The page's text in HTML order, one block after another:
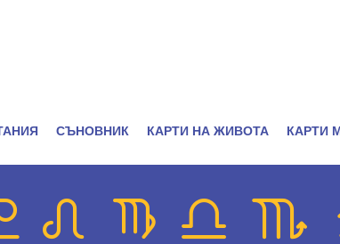
СЪНОВНИК КАРТИ НА ЖИВОТА КАРТИ